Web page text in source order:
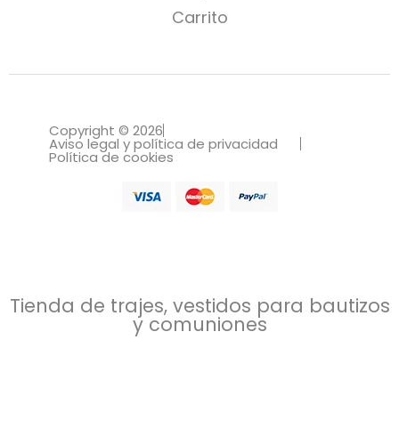
Carrito
Copyright © 2026
Aviso legal y política de privacidad
Política de cookies
Tienda de trajes, vestidos para bautizos
y comuniones